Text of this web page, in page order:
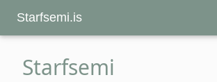
Starfsemi.is
Starfsemi